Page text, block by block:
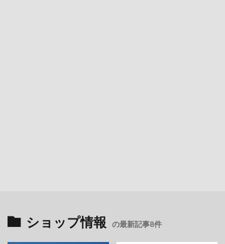
ショップ情報 の最新記事8件